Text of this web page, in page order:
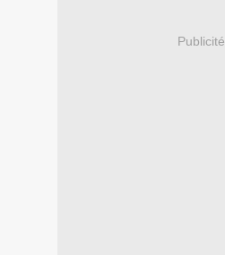
Publicité